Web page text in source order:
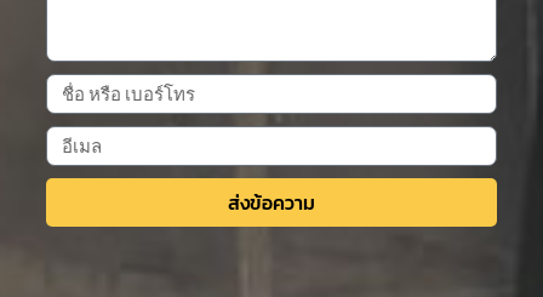
ส่งข้อความ